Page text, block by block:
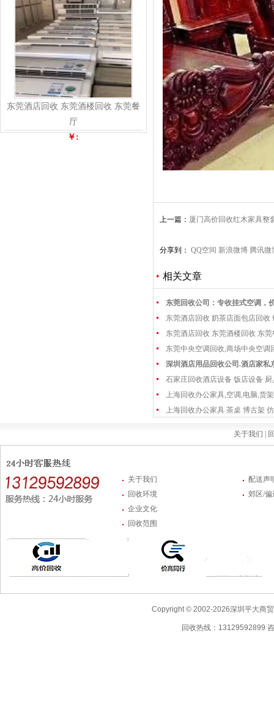
东莞酒店回收 东莞酒楼回收 东莞餐
厅
￥:
上一篇： 厦门高价回收红木家具整
分享到： QQ空间 新浪微博 腾讯微
相关文章
东莞回收公司：专收挂式空调，
东莞酒店回收 奶茶店面包店回收
东莞酒店回收 东莞酒楼回收 东
东莞中央空调回收,商场中央空调
深圳酒店用品回收公司.酒店家私
石家庄回收酒店设备 饭店设备 厨
上海回收办公家具,空调,电脑,货
上海回收办公家具 茶桌 博古架
关于我们 |
关于我们
回收环境
企业文化
回收范围
配送声
郊区/
Copyright © 2002-2026深圳平大商
回收热线：13129592899